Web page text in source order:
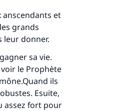
anscendants et
grands
leur donner.
sa vie.
le Prophète
ils
Esuite,
assez fort pour